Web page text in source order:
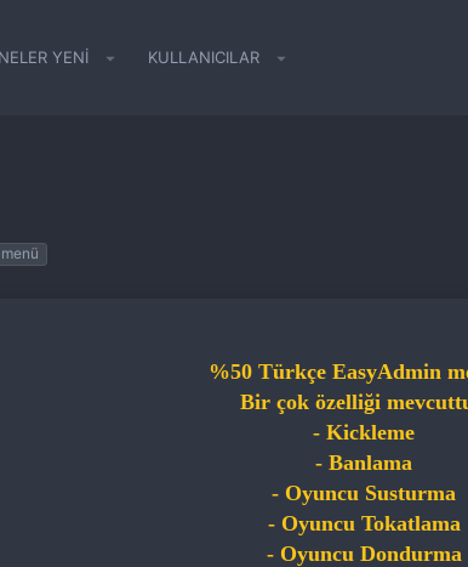
NELER YENI KULLANICILAR
%50 Türkçe EasyAdmin
Bir çok özelliği
- Kickleme
- Banlama
- Oyuncu Susturma
- Oyuncu Tokatlama
- Oyuncu Dondurma